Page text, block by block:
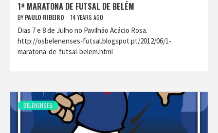
1ª MARATONA DE FUTSAL DE BELÉM
BY PAULO RIBEIRO 14 YEARS AGO
Dias 7 e 8 de Julho no Pavilhão Acácio Rosa.
http://osbelenenses-futsal.blogspot.pt/2012/06/1-
maratona-de-futsal-belem.html
BELENENSES